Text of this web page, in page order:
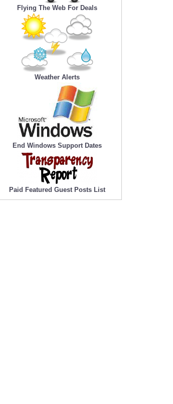
Flying The Web For Deals
Weather Alerts
End Windows Support Dates
Paid Featured Guest Posts List